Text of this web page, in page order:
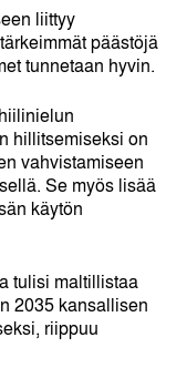
liittyy
päästöjä
tunnetaan hyvin.
hillitsemiseksi on
vahvistamiseen
Se myös lisää
käytön
tulisi maltillistaa
2035 kansallisen
riippuu